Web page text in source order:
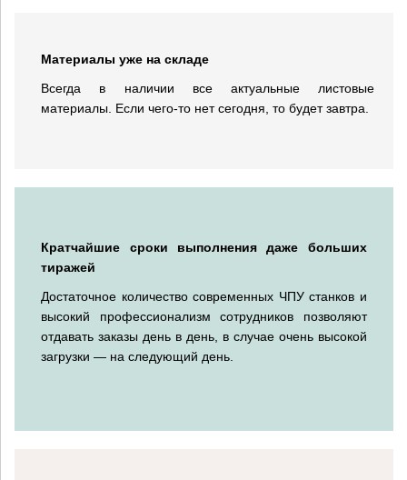
Материалы уже на складе
Всегда в наличии все актуальные листовые
материалы. Если чего-то нет сегодня, то будет завтра.
Кратчайшие сроки выполнения даже больших
тиражей
Достаточное количество современных ЧПУ станков и
высокий профессионализм сотрудников позволяют
отдавать заказы день в день, в случае очень высокой
загрузки — на следующий день.